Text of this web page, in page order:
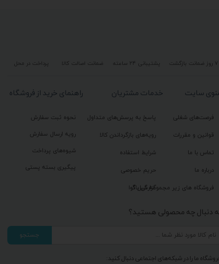
پشتیبانی ۲۴ ساعته پرداخت در محل ۷ روز ضمانت بازگشت ضمانت اصالت کالا
راهنمای خرید از فروشگاه
نحوه ثبت سفارش
رویه ارسال سفارش
شیوه‌های پرداخت
پیگیری بسته پستی
خدمات مشتریان
پاسخ به پرسش‌های متداول
رویه‌های بازگرداندن کالا
شرایط استفاده
حریم خصوصی
گزارش باگ
سایت
فرصت‌های شغلی
قوانین و مقررات
تماس با ما
درباره ما
فروشگاه های زیر مجموعه گیل آوا
دنبال چه محصولی هستید؟
جستجو
ما را در شبکه‌های اجتماعی دنبال کنید: